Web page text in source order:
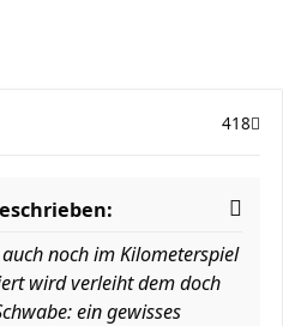
418
noch im Kilometerspiel
wird verleiht dem doch
ein gewisses